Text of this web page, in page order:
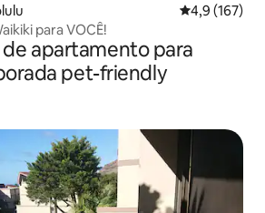
4,9 de uma
4,9 (167)
para VOCÊ!
apartamento para
pet-friendly